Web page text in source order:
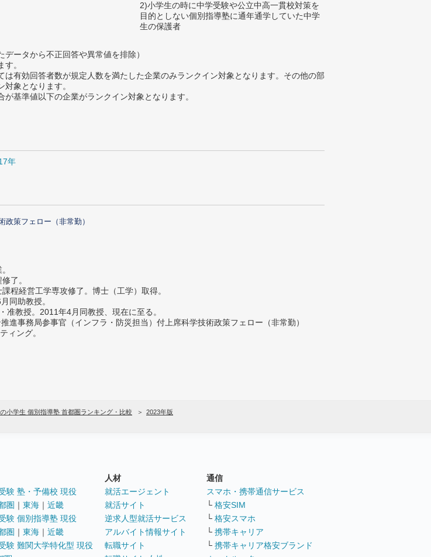
2)小学生の時に中学受験や公立中高一貫校対策を
目的としない個別指導塾に通年通学していた中学
生の保護者
ータから不正回答や異常値を排除）
。
有効回答者数が規定人数を満たした企業のみランクイン対象となります。その他の部
象となります。
基準値以下の企業がランクイン対象となります。
年
政策フェロー（非常勤）
了。
程経営工学専攻修了。博士（工学）取得。
同助教授。
教授。2011年4月同教授、現在に至る。
進事務局参事官（インフラ・防災担当）付上席科学技術政策フェロー（非常勤）
ィング。
小学生 個別指導塾 首都圏ランキング・比較
2023年版
験 塾・予備校 現役
圏 ｜ 東海 ｜ 近畿
験 個別指導塾 現役
圏 ｜ 東海 ｜ 近畿
験 難関大学特化型 現役
人材
就活エージェント
就活サイト
逆求人型就活サービス
アルバイト情報サイト
転職サイト
通信
スマホ・携帯通信サービス
└ 格安SIM
└ 格安スマホ
└ 携帯キャリア
└ 携帯キャリア格安ブランド